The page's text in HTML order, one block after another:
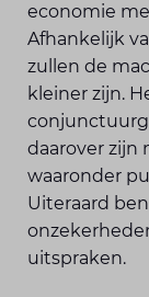
economie
Afhankelijk
zullen de
kleiner zijn.
daarover zijn
waaronder
Uiteraard
uitspraken.